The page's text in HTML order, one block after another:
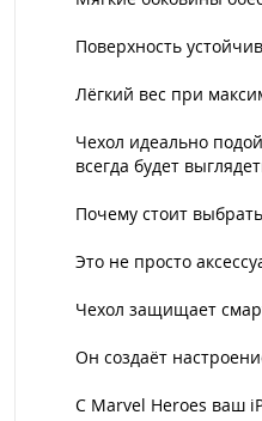
Поверхность
Лёгкий вес при
Чехол идеально
всегда будет
Почему стоит
Это не просто
Чехол защищает
Он создаёт
С Marvel Heroes ваш